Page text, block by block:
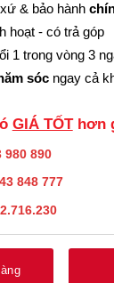
& bảo hành
hoạt - có trả góp
1 trong vòng 3
sóc ngay cả
GIÁ TỐThơn
980 890
848 777